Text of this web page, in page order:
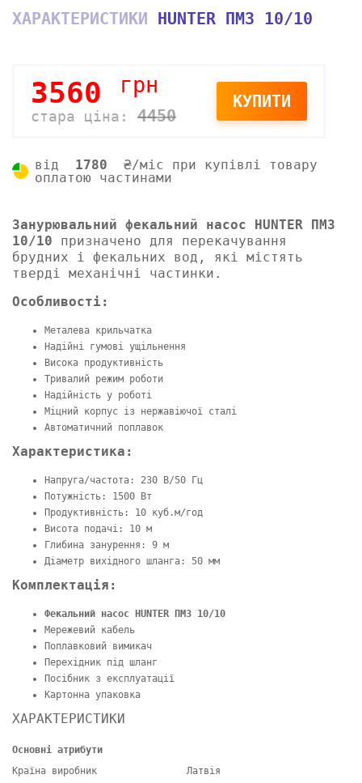
ХАРАКТЕРИСТИКИ HUNTER ПМЗ 10/10
3560 грн
стара ціна: 4450
КУПИТИ
від 1780
₴/міс при купівлі товару
оплатою частинами
Занурювальний фекальний насос HUNTER ПМЗ
10/10 призначено для перекачування
брудних і фекальних вод, які містять
тверді механічні частинки.
Особливості:
Металева крильчатка
Надійні гумові ущільнення
Висока продуктивність
Тривалий режим роботи
Надійність у роботі
Міцний корпус із нержавіючої сталі
Автоматичний поплавок
Характеристика:
Напруга/частота: 230 В/50 Гц
Потужність: 1500 Вт
Продуктивність: 10 куб.м/год
Висота подачі: 10 м
Глибина занурення: 9 м
Діаметр вихідного шланга: 50 мм
Комплектація:
Фекальний насос HUNTER ПМЗ 10/10
Мережевий кабель
Поплавковий вимикач
Перехідник під шланг
Посібник з експлуатації
Картонна упаковка
ХАРАКТЕРИСТИКИ
Основні атрибути
Країна виробник
Латвія